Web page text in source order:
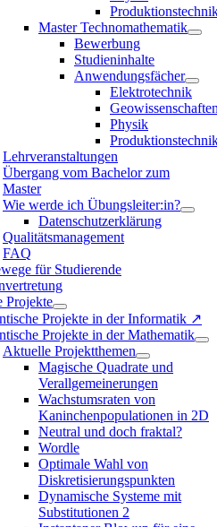
Master Technomathematik
Bewerbung
Studieninhalte
Anwendungsfächer
Elektrotechnik
Physik
Lehrveranstaltungen
Übergang vom Bachelor zum
Master
Wie werde ich Übungsleiter:in?
Datenschutzerklärung
Qualitätsmanagement
FAQ
für Studierende
Projekte
Projekte in der Informatik ↗
Projekte in der Mathematik
Aktuelle Projektthemen
Magische Quadrate und
Verallgemeinerungen
Wachstumsraten von
Kaninchenpopulationen in 2D
Neutral und doch fraktal?
Wordle
Optimale Wahl von
Diskretisierungspunkten
Dynamische Systeme mit
Substitutionen 2